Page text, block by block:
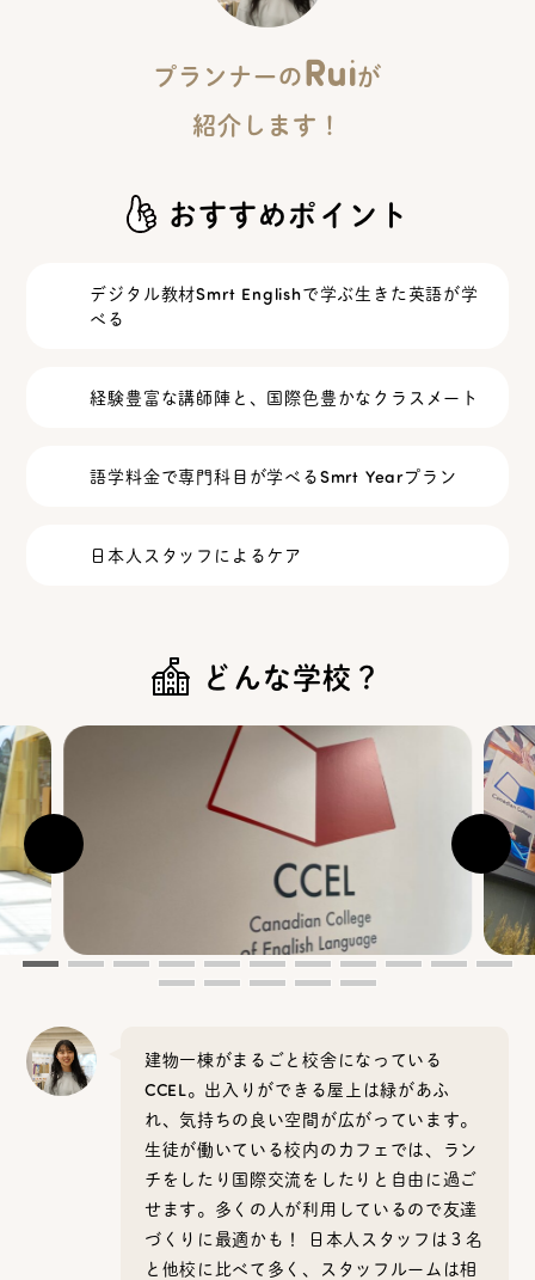
プランナーのRuiが
紹介します！
おすすめポイント
デジタル教材Smrt Englishで学ぶ生きた英語が学
べる
経験豊富な講師陣と、国際色豊かなクラスメート
語学料金で専門科目が学べるSmrt Yearプラン
日本人スタッフによるケア
どんな学校？
建物一棟がまるごと校舎になっている
CCEL。出入りができる屋上は緑があふ
れ、気持ちの良い空間が広がっています。
生徒が働いている校内のカフェでは、ラン
チをしたり国際交流をしたりと自由に過ご
せます。多くの人が利用しているので友達
づくりに最適かも！ 日本人スタッフは３名
と他校に比べて多く、スタッフルームは相